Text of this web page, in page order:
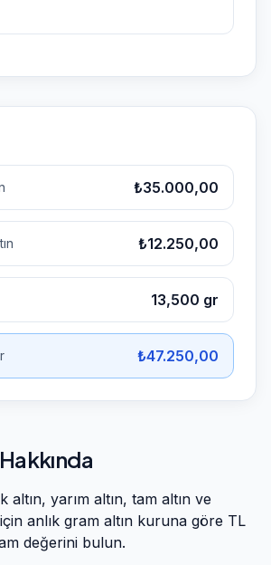
₺35.000,00
₺12.250,00
13,500 gr
₺47.250,00
altın, yarım altın, tam altın ve
anlık gram altın kuruna göre TL
değerini bulun.